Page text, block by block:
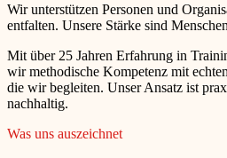
Wir unterstützen Personen und
entfalten. Unsere Stärke sind
Mit über 25 Jahren Erfahrung in
wir methodische Kompetenz mit
die wir begleiten. Unser Ansatz ist
nachhaltig.
Was uns auszeichnet